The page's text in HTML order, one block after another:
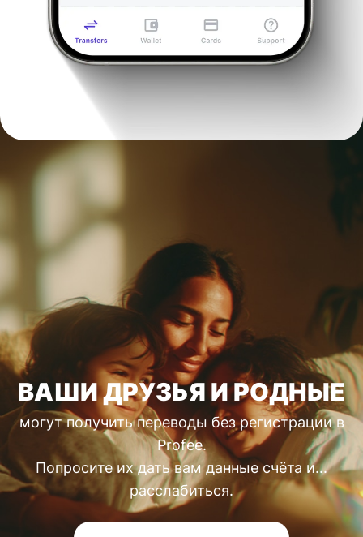
ВАШИ ДРУЗЬЯ И РОДНЫЕ
могут получить переводы без регистрации в
Profee.
Попросите их дать вам данные счёта и...
расслабиться.